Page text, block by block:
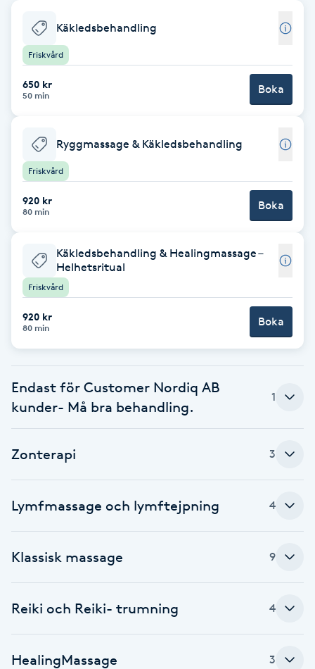
Babylights
Balayage
Barber
Barnklippning
Blowout
Bottenfärg
Brynformning
Brynfärgning
Bröllopsuppsättning
C
Celluliter
Coachning
Cryoterapi
D
Käkledsbehandling
Friskvård
650 kr
50 min Boka
Ryggmassage & Käkledsbehandling
Friskvård
920 kr
80 min Boka
Käkledsbehandling & Healingmassage –
Helhetsritual
Friskvård
920 kr
80 min Boka
Endast för Customer Nordiq AB
kunder- Må bra behandling.
1
Zonterapi 3
Lymfmassage och lymftejpning 4
Klassisk massage 9
Reiki och Reiki- trumning 4
HealingMassage 3